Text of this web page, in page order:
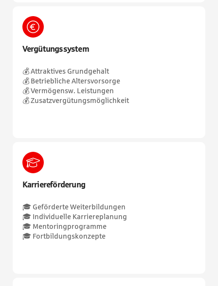
Vergütungssystem
💰 Attraktives Grundgehalt
💰 Betriebliche Altersvorsorge
💰 Vermögensw. Leistungen
💰 Zusatzvergütungsmöglichkeit
Karriereförderung
🎓 Geförderte Weiterbildungen
🎓 Individuelle Karriereplanung
🎓 Mentoringprogramme
🎓 Fortbildungskonzepte